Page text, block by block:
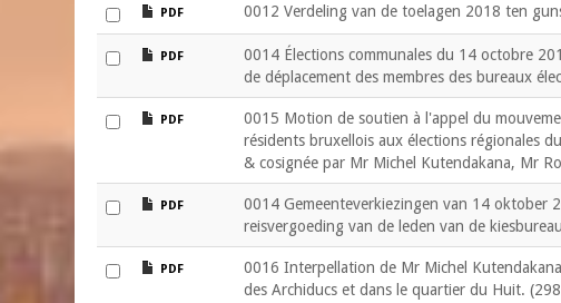
file
PDF 0012 Verdeling van de toelagen 2018 ten
file
PDF
0014 Élections communales du 14 octobre
de déplacement des membres des bureaux
file
PDF
0015 Motion de soutien à l'appel du
résidents bruxellois aux élections régionales
& cosignée par Mr Michel Kutendakana, Mr
file
PDF
0014 Gemeenteverkiezingen van 14 oktober
reisvergoeding van de leden van de
file
PDF
0016 Interpellation de Mr Michel
des Archiducs et dans le quartier du Huit.